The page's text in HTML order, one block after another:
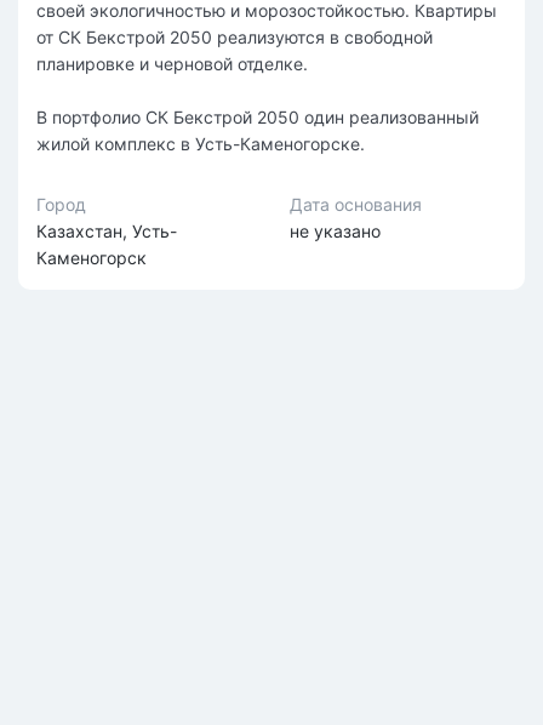
своей экологичностью и морозостойкостью. Квартиры
от СК Бекстрой 2050 реализуются в свободной
планировке и черновой отделке.
В портфолио СК Бекстрой 2050 один реализованный
жилой комплекс в Усть-Каменогорске.
Город
Казахстан, Усть-
Каменогорск
Дата основания
не указано